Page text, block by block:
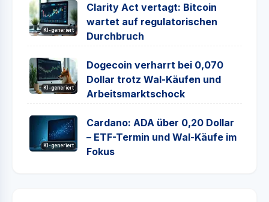
KI-generiert
Clarity Act vertagt: Bitcoin
wartet auf regulatorischen
Durchbruch
KI-generiert
Dogecoin verharrt bei 0,070
Dollar trotz Wal-Käufen und
Arbeitsmarktschock
KI-generiert
Cardano: ADA über 0,20 Dollar
– ETF-Termin und Wal-Käufe im
Fokus